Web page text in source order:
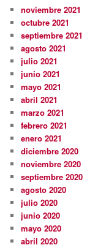
noviembre 2021
octubre 2021
septiembre 2021
agosto 2021
julio 2021
junio 2021
mayo 2021
abril 2021
marzo 2021
febrero 2021
enero 2021
diciembre 2020
noviembre 2020
septiembre 2020
agosto 2020
julio 2020
junio 2020
mayo 2020
abril 2020